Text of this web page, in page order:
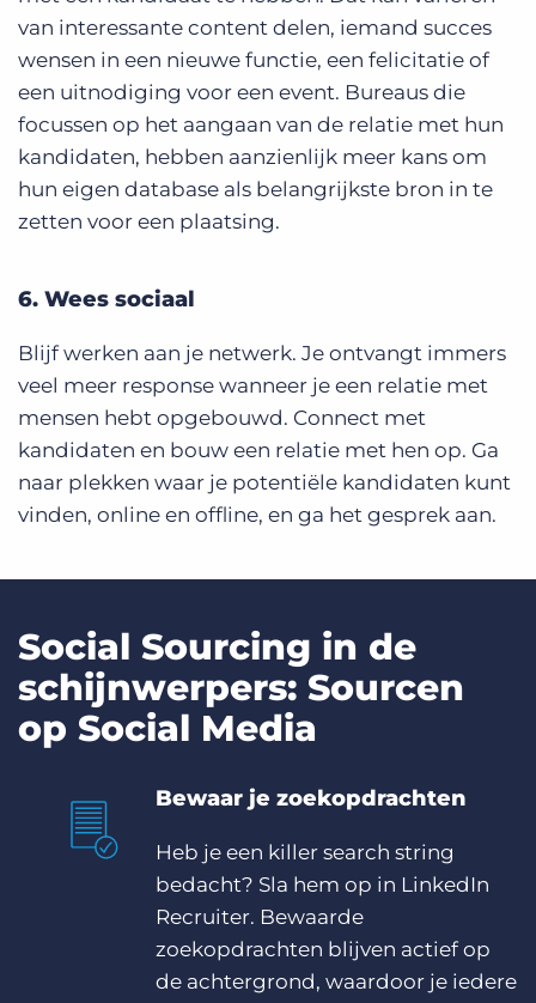
van interessante content delen, iemand succes
wensen in een nieuwe functie, een felicitatie of
een uitnodiging voor een event. Bureaus die
focussen op het aangaan van de relatie met hun
kandidaten, hebben aanzienlijk meer kans om
hun eigen database als belangrijkste bron in te
zetten voor een plaatsing.
6. Wees sociaal
Blijf werken aan je netwerk. Je ontvangt immers
veel meer response wanneer je een relatie met
mensen hebt opgebouwd. Connect met
kandidaten en bouw een relatie met hen op. Ga
naar plekken waar je potentiële kandidaten kunt
vinden, online en offline, en ga het gesprek aan.
Social Sourcing in de
schijnwerpers: Sourcen
op Social Media
Bewaar je zoekopdrachten
Heb je een killer search string
bedacht? Sla hem op in LinkedIn
Recruiter. Bewaarde
zoekopdrachten blijven actief op
de achtergrond, waardoor je iedere